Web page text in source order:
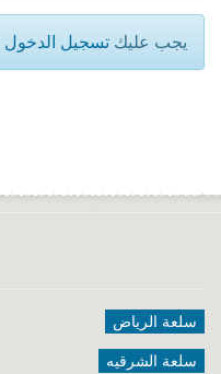
يجب عليك تسجيل الدخول
سلعة الرياض
سلعة الشرقيه